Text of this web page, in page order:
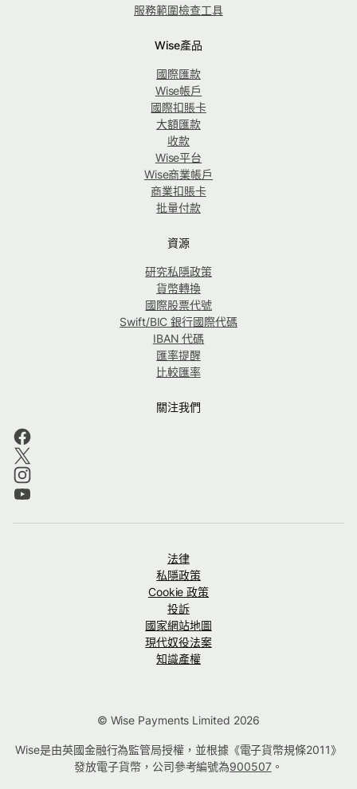
服務範圍檢查工具
Wise產品
國際匯款
Wise帳戶
國際扣賬卡
大額匯款
收款
Wise平台
Wise商業帳戶
商業扣賬卡
批量付款
資源
研究私隱政策
貨幣轉換
國際股票代號
Swift/BIC 銀行國際代碼
IBAN 代碼
匯率提醒
比較匯率
關注我們
法律
私隱政策
Cookie 政策
投訴
國家網站地圖
現代奴役法案
知識產權
© Wise Payments Limited 2026
Wise是由英國金融行為監管局授權，並根據《電子貨幣規條2011》
發放電子貨幣，公司參考編號為900507。